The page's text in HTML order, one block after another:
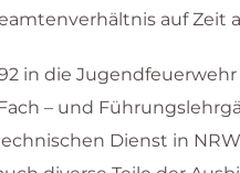
auf Zeit
in die
– und
Dienst in